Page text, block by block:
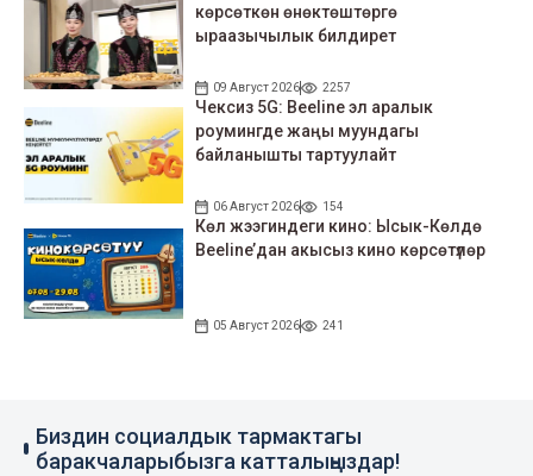
көрсөткөн өнөктөштөргө
ыраазычылык билдирет
09 Август 2026 2257
Чексиз 5G: Beeline эл аралык
роумингде жаңы муундагы
байланышты тартуулайт
06 Август 2026 154
Көл жээгиндеги кино: Ысык-Көлдө
Beeline’дан акысыз кино көрсөтүлөр
05 Август 2026 241
Биздин социалдык тармактагы
баракчаларыбызга катталыңыздар!